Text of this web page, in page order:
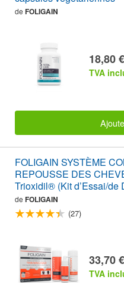
de FOLIGAIN
18,80 €
TVA
FOLIGAIN SYSTÈME
REPOUSSE DES
Trioxidil® (Kit d’Essai/de
de FOLIGAIN
(27)
33,70 €
TVA